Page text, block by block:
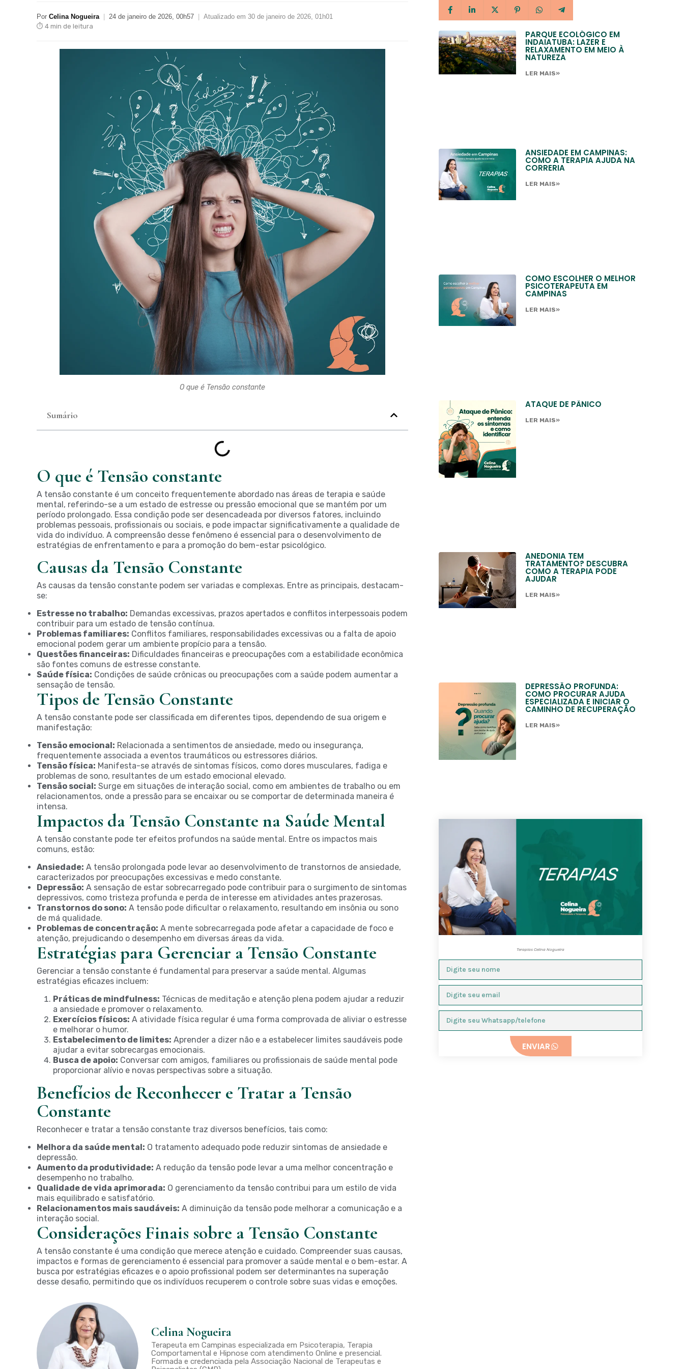
Por Celina Nogueira 24 de janeiro de 2026, 00h57
Atualizado em 30 de janeiro de 2026, 01h01
⏱ 4 min de leitura
O que é Tensão constante
Sumário
O que é Tensão constante
A tensão constante é um conceito frequentemente abordado nas áreas de terapia e saúde
mental, referindo-se a um estado de estresse ou pressão emocional que se mantém por um
período prolongado. Essa condição pode ser desencadeada por diversos fatores, incluindo
problemas pessoais, profissionais ou sociais, e pode impactar significativamente a qualidade de
vida do indivíduo. A compreensão desse fenômeno é essencial para o desenvolvimento de
estratégias de enfrentamento e para a promoção do bem-estar psicológico.
Causas da Tensão Constante
As causas da tensão constante podem ser variadas e complexas. Entre as principais, destacam-
se:
Estresse no trabalho: Demandas excessivas, prazos apertados e conflitos interpessoais podem
contribuir para um estado de tensão contínua.
Problemas familiares: Conflitos familiares, responsabilidades excessivas ou a falta de apoio
emocional podem gerar um ambiente propício para a tensão.
Questões financeiras: Dificuldades financeiras e preocupações com a estabilidade econômica
são fontes comuns de estresse constante.
Saúde física: Condições de saúde crônicas ou preocupações com a saúde podem aumentar a
sensação de tensão.
Tipos de Tensão Constante
A tensão constante pode ser classificada em diferentes tipos, dependendo de sua origem e
manifestação:
Tensão emocional: Relacionada a sentimentos de ansiedade, medo ou insegurança,
frequentemente associada a eventos traumáticos ou estressores diários.
Tensão física: Manifesta-se através de sintomas físicos, como dores musculares, fadiga e
problemas de sono, resultantes de um estado emocional elevado.
Tensão social: Surge em situações de interação social, como em ambientes de trabalho ou em
relacionamentos, onde a pressão para se encaixar ou se comportar de determinada maneira é
intensa.
Impactos da Tensão Constante na Saúde Mental
A tensão constante pode ter efeitos profundos na saúde mental. Entre os impactos mais
comuns, estão:
Ansiedade: A tensão prolongada pode levar ao desenvolvimento de transtornos de ansiedade,
caracterizados por preocupações excessivas e medo constante.
Depressão: A sensação de estar sobrecarregado pode contribuir para o surgimento de sintomas
depressivos, como tristeza profunda e perda de interesse em atividades antes prazerosas.
Transtornos do sono: A tensão pode dificultar o relaxamento, resultando em insônia ou sono
de má qualidade.
Problemas de concentração: A mente sobrecarregada pode afetar a capacidade de foco e
atenção, prejudicando o desempenho em diversas áreas da vida.
Estratégias para Gerenciar a Tensão Constante
Gerenciar a tensão constante é fundamental para preservar a saúde mental. Algumas
estratégias eficazes incluem:
Práticas de mindfulness: Técnicas de meditação e atenção plena podem ajudar a reduzir
a ansiedade e promover o relaxamento.
Exercícios físicos: A atividade física regular é uma forma comprovada de aliviar o estresse
e melhorar o humor.
Estabelecimento de limites: Aprender a dizer não e a estabelecer limites saudáveis pode
ajudar a evitar sobrecargas emocionais.
Busca de apoio: Conversar com amigos, familiares ou profissionais de saúde mental pode
proporcionar alívio e novas perspectivas sobre a situação.
Benefícios de Reconhecer e Tratar a Tensão
Constante
Reconhecer e tratar a tensão constante traz diversos benefícios, tais como:
Melhora da saúde mental: O tratamento adequado pode reduzir sintomas de ansiedade e
depressão.
Aumento da produtividade: A redução da tensão pode levar a uma melhor concentração e
desempenho no trabalho.
Qualidade de vida aprimorada: O gerenciamento da tensão contribui para um estilo de vida
mais equilibrado e satisfatório.
Relacionamentos mais saudáveis: A diminuição da tensão pode melhorar a comunicação e a
interação social.
Considerações Finais sobre a Tensão Constante
A tensão constante é uma condição que merece atenção e cuidado. Compreender suas causas,
impactos e formas de gerenciamento é essencial para promover a saúde mental e o bem-estar. A
busca por estratégias eficazes e o apoio profissional podem ser determinantes na superação
desse desafio, permitindo que os indivíduos recuperem o controle sobre suas vidas e emoções.
Celina Nogueira
Terapeuta em Campinas especializada em Psicoterapia, Terapia
Comportamental e Hipnose com atendimento Online e presencial.
Formada e credenciada pela Associação Nacional de Terapeutas e
PARQUE ECOLÓGICO EM
INDAIATUBA: LAZER E
RELAXAMENTO EM MEIO À
NATUREZA
LER MAIS»
ANSIEDADE EM CAMPINAS:
COMO A TERAPIA AJUDA NA
CORRERIA
LER MAIS»
COMO ESCOLHER O MELHOR
PSICOTERAPEUTA EM
CAMPINAS
LER MAIS»
ATAQUE DE PÂNICO
LER MAIS»
ANEDONIA TEM
TRATAMENTO? DESCUBRA
COMO A TERAPIA PODE
AJUDAR
LER MAIS»
DEPRESSÃO PROFUNDA:
COMO PROCURAR AJUDA
ESPECIALIZADA E INICIAR O
CAMINHO DE RECUPERAÇÃO
LER MAIS»
Terapias Celina Nogueira
ENVIAR